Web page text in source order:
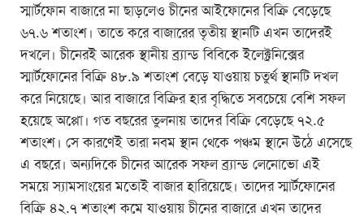
স্মার্টফোন বাজারে না ছাড়লেও চীনের আইফোনের বিক্রি বেড়েছে
৬৭.৬ শতাংশ। তাতে করে বাজারের তৃতীয় স্থানটি এখন তাদেরই
দখলে। চীনেরই আরেক স্থানীয় ব্র্যান্ড বিবিকে ইলেক্ট্রনিক্সের
স্মার্টফোনের বিক্রি ৪৮.৯ শতাংশ বেড়ে যাওয়ায় চতুর্থ স্থানটি দখল
করে নিয়েছে। আর বাজারে বিক্রির হার বৃদ্ধিতে সবচেয়ে বেশি সফল
হয়েছে অপ্পো। গত বছরের তুলনায় তাদের বিক্রি বেড়েছে ৭২.৫
শতাংশ। সে কারণেই তারা নবম স্থান থেকে পঞ্চম স্থানে উঠে এসেছে
এ বছরে। অন্যদিকে চীনের আরেক সফল ব্র্যান্ড লেনোভো এই
সময়ে স্যামসাংয়ের মতোই বাজার হারিয়েছে। তাদের স্মার্টফোনের
বিক্রি ৪২.৭ শতাংশ কমে যাওয়ায় চীনের বাজারে এখন তাদের